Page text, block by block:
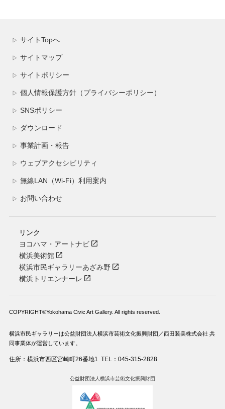
▷ サイトTopへ
▷ サイトマップ
▷ サイトポリシー
▷ 個人情報保護方針（プライバシーポリシー）
▷ SNSポリシー
▷ ダウンロード
▷ 事業計画・報告
▷ ウェブアクセシビリティ
▷ 無線LAN（Wi-Fi）利用案内
▷ お問い合わせ
リンク
ヨコハマ・アートナビ
横浜美術館
横浜市民ギャラリーあざみ野
横浜トリエンナーレ
COPYRIGHT©Yokohama Civic Art Gallery. All rights reserved.
横浜市民ギャラリーは公益財団法人横浜市芸術文化振興財団／西田装美株式会社 共
同事業体が運営しています。
住所：横浜市西区宮崎町26番地1 TEL：045-315-2828
公益財団法人横浜市芸術文化振興財団